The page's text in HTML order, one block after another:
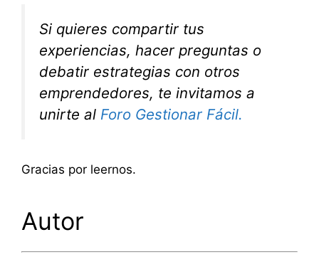
Si quieres compartir tus
experiencias, hacer preguntas o
debatir estrategias con otros
emprendedores, te invitamos a
unirte al Foro Gestionar Fácil.
Gracias por leernos.
Autor